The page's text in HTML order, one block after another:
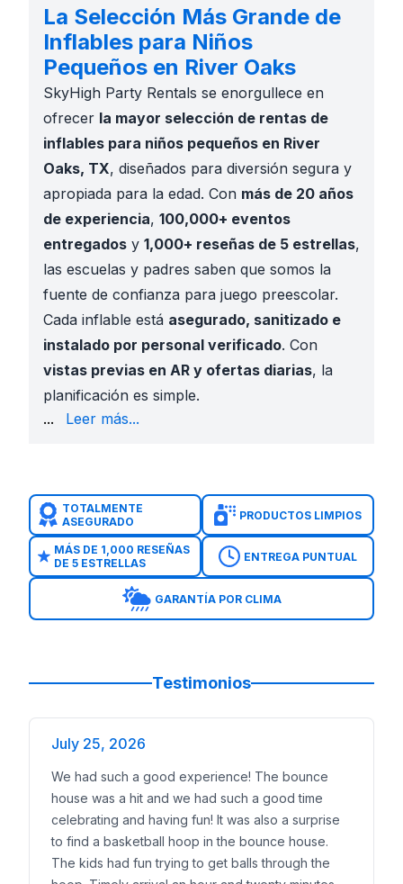
La Selección Más Grande de
Inflables para Niños
Pequeños en River Oaks
SkyHigh Party Rentals se enorgullece en
ofrecer la mayor selección de rentas de
inflables para niños pequeños en River
Oaks, TX, diseñados para diversión segura y
apropiada para la edad. Con más de 20 años
de experiencia, 100,000+ eventos
entregados y 1,000+ reseñas de 5 estrellas,
las escuelas y padres saben que somos la
fuente de confianza para juego preescolar.
Cada inflable está asegurado, sanitizado e
instalado por personal verificado. Con
vistas previas en AR y ofertas diarias, la
planificación es simple.
Programas de pre-K y kínder de Castleberry ISD
Temas con licencia con personajes familiares
Sanitizados antes y después de cada renta
Precios accesibles con ofertas diarias
Totalmente asegurado para parques y escuelas
Reserva fácil con 50% de depósito --- ##
Brincolines en River Oaks
Cursos de Obstáculos en River Oaks
... Leer más...
TOTALMENTE
ASEGURADO
PRODUCTOS LIMPIOS
MÁS DE 1,000 RESEÑAS
DE 5 ESTRELLAS
ENTREGA PUNTUAL
GARANTÍA POR CLIMA
Testimonios
July 25, 2026
We had such a good experience! The bounce
house was a hit and we had such a good time
celebrating and having fun! It was also a surprise
to find a basketball hoop in the bounce house.
The kids had fun trying to get balls through the